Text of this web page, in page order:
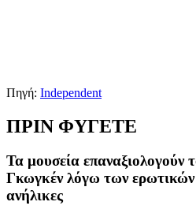
Πηγή: Independent
ΠΡΙΝ ΦΥΓΕΤΕ
Τα μουσεία επαναξιολογούν
Γκωγκέν λόγω των ερωτικών
ανήλικες